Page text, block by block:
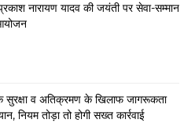
नारायण यादव की जयंती पर सेवा-सम्मान
व अतिक्रमण के खिलाफ जागरूकता
नियम तोड़ा तो होगी सख्त कार्रवाई